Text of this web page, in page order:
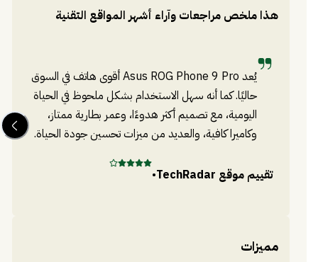
أقول بثقة إنه الهاتف الذي سيجعل جلسات اللعب أكثر حماسًا،
دون أي تنازلات.
هذا ملخص مراجعات وآراء أشهر المواقع التقنية
يُعد Asus ROG Phone 9 Pro أقوى هاتف في السوق
حاليًا. كما أنه سهل الاستخدام بشكل ملحوظ في الحياة
اليومية، مع تصميم أكثر هدوءًا، وعمر بطارية ممتاز،
وكاميرا كافية، والعديد من ميزات تحسين جودة الحياة.
تقييم موقع TechRadar
•
مميزات